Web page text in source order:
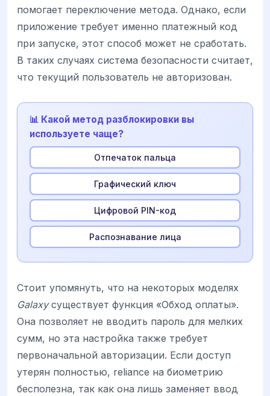
помогает переключение метода. Однако, если
приложение требует именно платежный код
при запуске, этот способ может не сработать.
В таких случаях система безопасности считает,
что текущий пользователь не авторизован.
📊 Какой метод разблокировки вы
используете чаще?
Отпечаток пальца
Графический ключ
Цифровой PIN-код
Распознавание лица
Стоит упомянуть, что на некоторых моделях
Galaxyсуществует функция «Обход оплаты».
Она позволяет не вводить пароль для мелких
сумм, но эта настройка также требует
первоначальной авторизации. Если доступ
утерян полностью, reliance на биометрию
бесполезна, так как она лишь заменяет ввод